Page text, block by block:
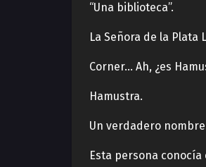
“Una biblioteca”.
La Señora de la
Corner… Ah, ¿es
Hamustra.
Un verdadero
Esta persona